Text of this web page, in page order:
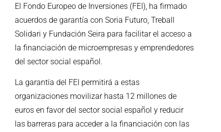
El Fondo Europeo de Inversiones (FEI), ha firmado
acuerdos de garantía con Soria Futuro, Treball
Solidari y Fundación Seira para facilitar el acceso a
la financiación de microempresas y emprendedores
del sector social español.
La garantía del FEI permitirá a estas
organizaciones movilizar hasta 12 millones de
euros en favor del sector social español y reducir
las barreras para acceder a la financiación con las